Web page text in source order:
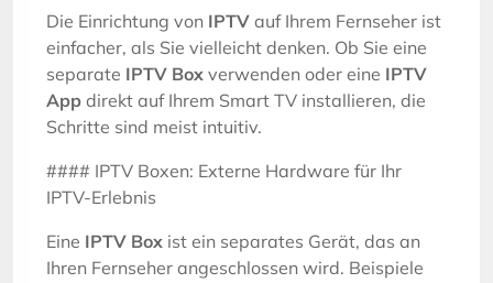
Die Einrichtung von IPTV auf Ihrem Fernseher ist
einfacher, als Sie vielleicht denken. Ob Sie eine
separate IPTV Box verwenden oder eine IPTV
App direkt auf Ihrem Smart TV installieren, die
Schritte sind meist intuitiv.
#### IPTV Boxen: Externe Hardware für Ihr
IPTV-Erlebnis
Eine IPTV Box ist ein separates Gerät, das an
Ihren Fernseher angeschlossen wird. Beispiele